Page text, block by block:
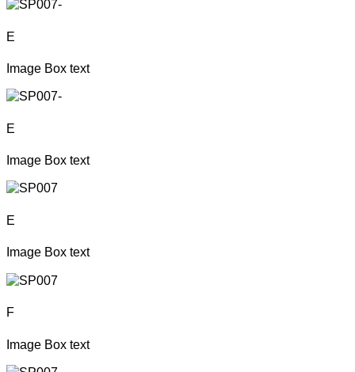
E
Image Box text
E
Image Box text
E
Image Box text
F
Image Box text